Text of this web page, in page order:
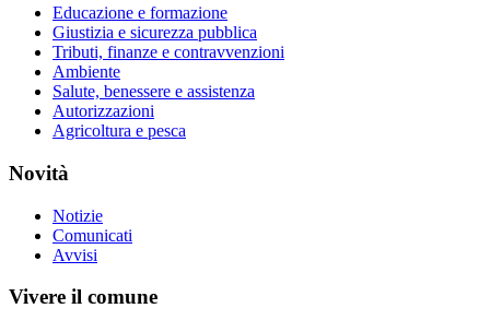
Educazione e formazione
Giustizia e sicurezza pubblica
Tributi, finanze e contravvenzioni
Ambiente
Salute, benessere e assistenza
Autorizzazioni
Agricoltura e pesca
Novità
Notizie
Comunicati
Avvisi
Vivere il comune